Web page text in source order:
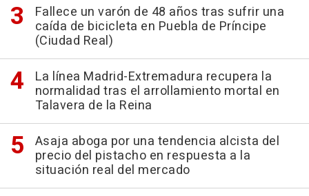
Fallece un varón de 48 años tras sufrir una
caída de bicicleta en Puebla de Príncipe
(Ciudad Real)
La línea Madrid-Extremadura recupera la
normalidad tras el arrollamiento mortal en
Talavera de la Reina
Asaja aboga por una tendencia alcista del
precio del pistacho en respuesta a la
situación real del mercado